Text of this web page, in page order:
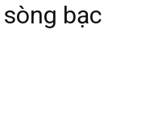
bạc